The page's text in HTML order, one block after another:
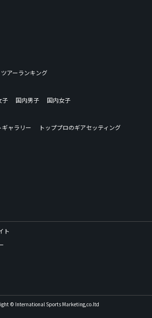
ツアーランキング
子 国内男子
国内女子
ギャラリー
トッププロのギアセッティング
ト
© International Sports Marketing,co.ltd